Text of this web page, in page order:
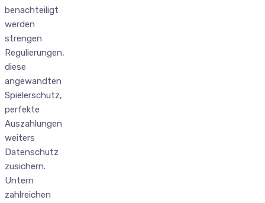
benachteiligt
werden
strengen
Regulierungen,
diese
angewandten
Spielerschutz,
perfekte
Auszahlungen
weiters
Datenschutz
zusichern.
Untern
zahlreichen